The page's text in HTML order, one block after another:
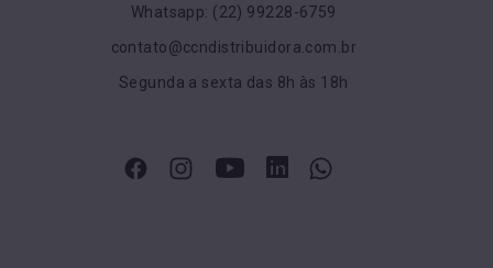
Whatsapp: (22) 99228-6759
contato@ccndistribuidora.com.br
Segunda a sexta das 8h às 18h